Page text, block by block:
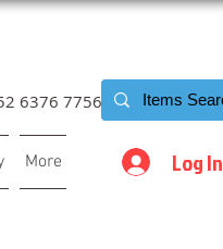
6376 7756
More Log In